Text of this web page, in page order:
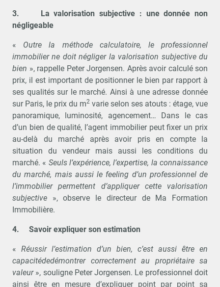
3. La valorisation subjective : une donnée non
négligeable
« Outre la méthode calculatoire, le professionnel
immobilier ne doit négliger la valorisation subjective du
bien », rappelle Peter Jorgensen. Après avoir calculé son
prix, il est important de positionner le bien par rapport à
ses qualités sur le marché. Ainsi à une adresse donnée
sur Paris, le prix du m2 varie selon ses atouts : étage, vue
panoramique, luminosité, agencement… Dans le cas
d’un bien de qualité, l’agent immobilier peut fixer un prix
au-delà du marché après avoir pris en compte la
situation du vendeur mais aussi les conditions du
marché. « Seuls l’expérience, l’expertise, la connaissance
du marché, mais aussi le feeling d’un professionnel de
l’immobilier permettent d’appliquer cette valorisation
subjective », observe le directeur de Ma Formation
Immobilière.
4. Savoir expliquer son estimation
« Réussir l’estimation d’un bien, c’est aussi être en
capacitédedémontrer correctement au propriétaire sa
valeur», souligne Peter Jorgensen. Le professionnel doit
ainsi être en mesure d’expliquer point par point sa